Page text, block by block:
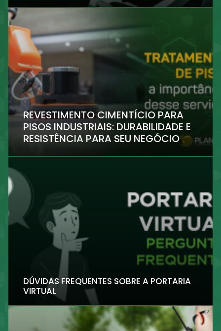
REVESTIMENTO CIMENTÍCIO PARA
PISOS INDUSTRIAIS: DURABILIDADE E
RESISTÊNCIA PARA SEU NEGÓCIO
DÚVIDAS FREQUENTES SOBRE A PORTARIA
VIRTUAL